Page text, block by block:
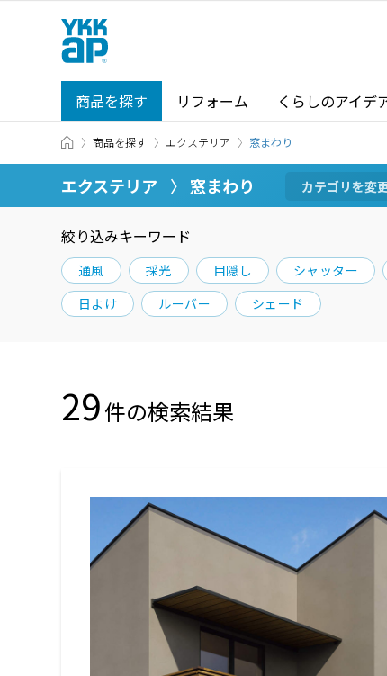
商品を探す
商品を探す TOP
カテゴリから探す
窓・サッシ / シャッター
WEBカタログを見る
リフォーム くらしのアイデ
ショールーム TOP
ショールーム・その他の展示場
北海道
名古屋 SR 静岡 SR
ショールームに行く前に
ショールームご見学ガイ
TOP 商品を探す エクステリア 窓まわり
商品を探す
カテゴリから探す
エクステリア 窓まわり カテゴリを変
絞り込みキーワード
通風
採光 目隠し シャッター
日よけ
ルーバー シェード
29件の検索結果